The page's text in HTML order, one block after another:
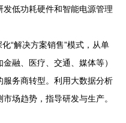
发低功耗硬件和智能电源管理
“解决方案销售”模式，从单
融、医疗、交通、媒体等）
务商转型。利用大数据分析
场趋势，指导研发与生产。